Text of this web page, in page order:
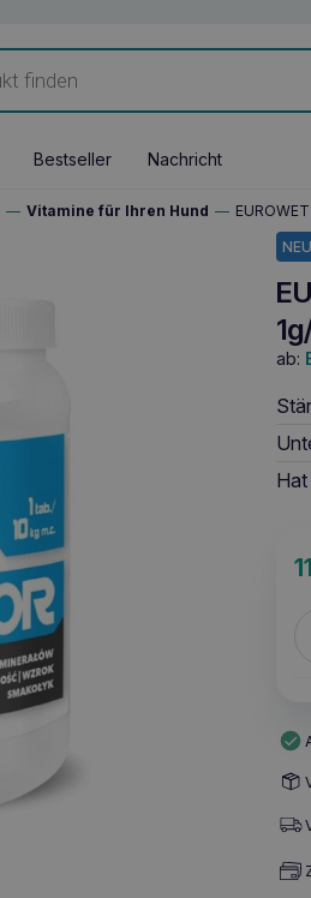
Bestseller Nachricht
— Vitamine für Ihren Hund —
ab: